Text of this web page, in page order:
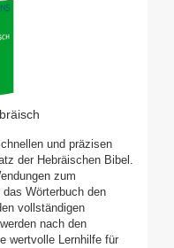
und präzisen
der Hebräischen Bibel.
zum
Wörterbuch den
vollständigen
nach den
wertvolle Lernhilfe für